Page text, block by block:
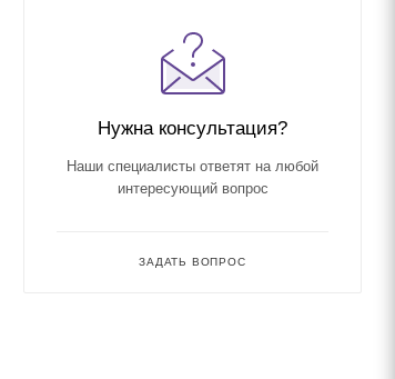
Нужна консультация?
Наши специалисты ответят на любой
интересующий вопрос
ЗАДАТЬ ВОПРОС